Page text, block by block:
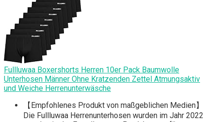
Fullluwaa Boxershorts Herren 10er Pack Baumwolle
Unterhosen Männer Ohne Kratzenden Zettel Atmungsaktiv
und Weiche Herrenunterwäsche
【Empfohlenes Produkt von maßgeblichen Medien】
Die Fullluwaa Herrenunterhosen wurden im Jahr 2022